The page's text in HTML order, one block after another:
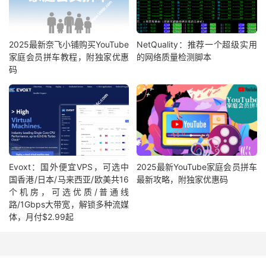
2025最新奈飞小铺购买YouTube
家庭会员拼车教程，附独家优惠
码
NetQuality：推荐一个超级实用
的网络质量检测脚本
Evoxt：国外便宜VPS，可选中
国香港/日本/马来西亚/欧美共16
个机房，可选优质/普通线
路/1Gbps大带宽，解锁多种流媒
体，月付$2.99起
2025最新YouTube家庭会员拼车
最新攻略，附独家优惠码